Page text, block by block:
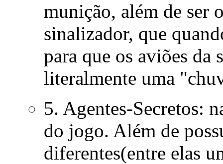
munição, além de ser
sinalizador, que
para que os aviões da
literalmente uma
5. Agentes-Secretos:
do jogo. Além de
diferentes(entre elas